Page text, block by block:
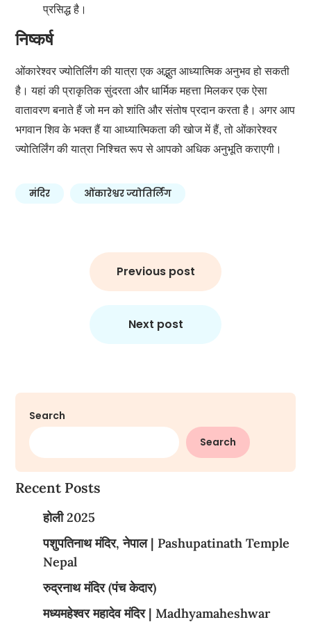
प्रसिद्ध है।
निष्कर्ष
ओंकारेश्वर ज्योतिर्लिंग की यात्रा एक अद्भुत आध्यात्मिक अनुभव हो सकती
है। यहां की प्राकृतिक सुंदरता और धार्मिक महत्ता मिलकर एक ऐसा
वातावरण बनाते हैं जो मन को शांति और संतोष प्रदान करता है। अगर आप
भगवान शिव के भक्त हैं या आध्यात्मिकता की खोज में हैं, तो ओंकारेश्वर
ज्योतिर्लिंग की यात्रा निश्चित रूप से आपको अधिक अनुभूति कराएगी।
मंदिर ओंकारेश्वर ज्योतिर्लिंग
Previous post
Next post
Search
Search
Recent Posts
होली 2025
पशुपतिनाथ मंदिर, नेपाल | Pashupatinath Temple
Nepal
रुद्रनाथ मंदिर (पंच केदार)
मध्यमहेश्वर महादेव मंदिर | Madhyamaheshwar